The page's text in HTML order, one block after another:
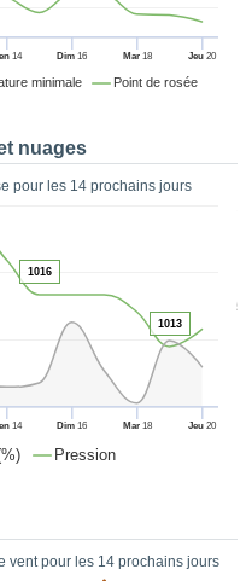
minimale Point de rosée
14 Dim 16 Mar18 Jeu 20
nuages
pour les 14 prochains jours
Pression
50
14 Dim 16 Mar18 Jeu 20
1016
1013
vent pour les 14 prochains jours